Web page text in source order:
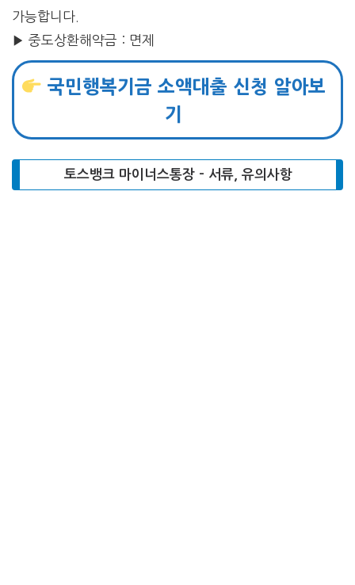
가능합니다.
▶ 중도상환해약금 : 면제
국민행복기금 소액대출 신청 알아보
기
토스뱅크 마이너스통장 – 서류, 유의사항